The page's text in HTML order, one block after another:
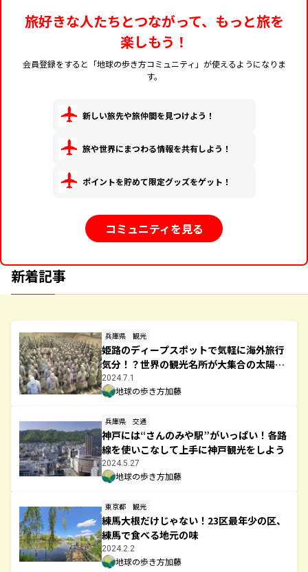
旅好きな人たちとつながって、もっと旅を
楽しもう！
会員登録をすると「地球の歩き方コミュニティ」が使えるようになりま
す。
新しい旅先や旅仲間を見つけよう！
旅や世界にまつわる情報を共有しよう！
ポイントを貯めて限定グッズをゲット！
コミュニティを見る
新着記事
兵庫県 観光
姫路のディープスポットで気軽に海外旅行
気分！？世界の観光名所が大集合の太陽公
園
2024.7.1
地球の歩き方加藤
兵庫県 交通
神戸には“さんのみや駅”がいっぱい！各路
線を使いこなして上手に神戸観光をしよう
2024.5.27
地球の歩き方加藤
東京都 観光
練馬大根だけじゃない！23区最年少の区、
練馬で食べる地元の味
2024.2.2
地球の歩き方加藤